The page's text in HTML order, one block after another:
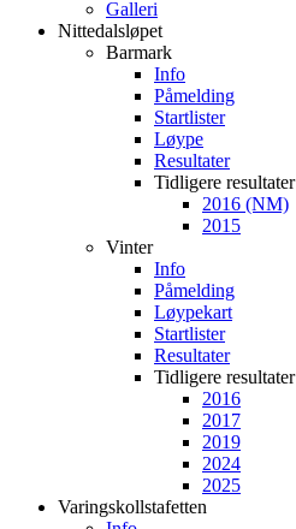
Galleri
Nittedalsløpet
Barmark
Info
Påmelding
Startlister
Løype
Resultater
Tidligere resultater
2016 (NM)
2015
Vinter
Info
Påmelding
Løypekart
Startlister
Resultater
Tidligere resultater
2016
2017
2019
2024
2025
Varingskollstafetten